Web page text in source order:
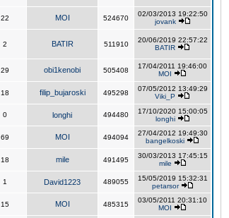
22 MOI 524670
02/03/2013 19:22:50
jovank
2 BATIR 511910
20/06/2019 22:57:22
BATIR
29 obi1kenobi 505408
17/04/2011 19:46:00
MOI
18 filip_bujaroski 495298
07/05/2012 13:49:29
Viki_P
0 longhi 494480
17/10/2020 15:00:05
longhi
69 MOI 494094
27/04/2012 19:49:30
bangelkoski
18 mile 491495
30/03/2013 17:45:15
mile
1 David1223 489055
15/05/2019 15:32:31
petarsor
15 MOI 485315
03/05/2011 20:31:10
MOI